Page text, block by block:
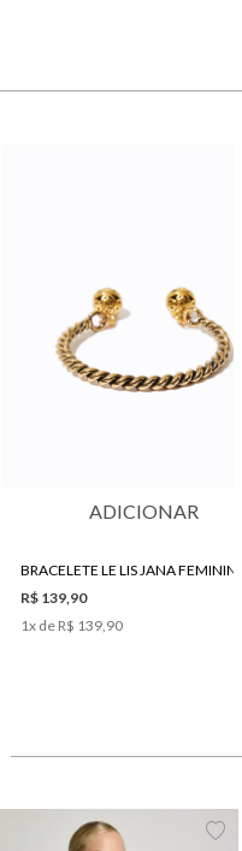
ADICIONAR
BRACELETE LE LIS JANA FEMININO
R$ 139,90
1x de R$ 139,90